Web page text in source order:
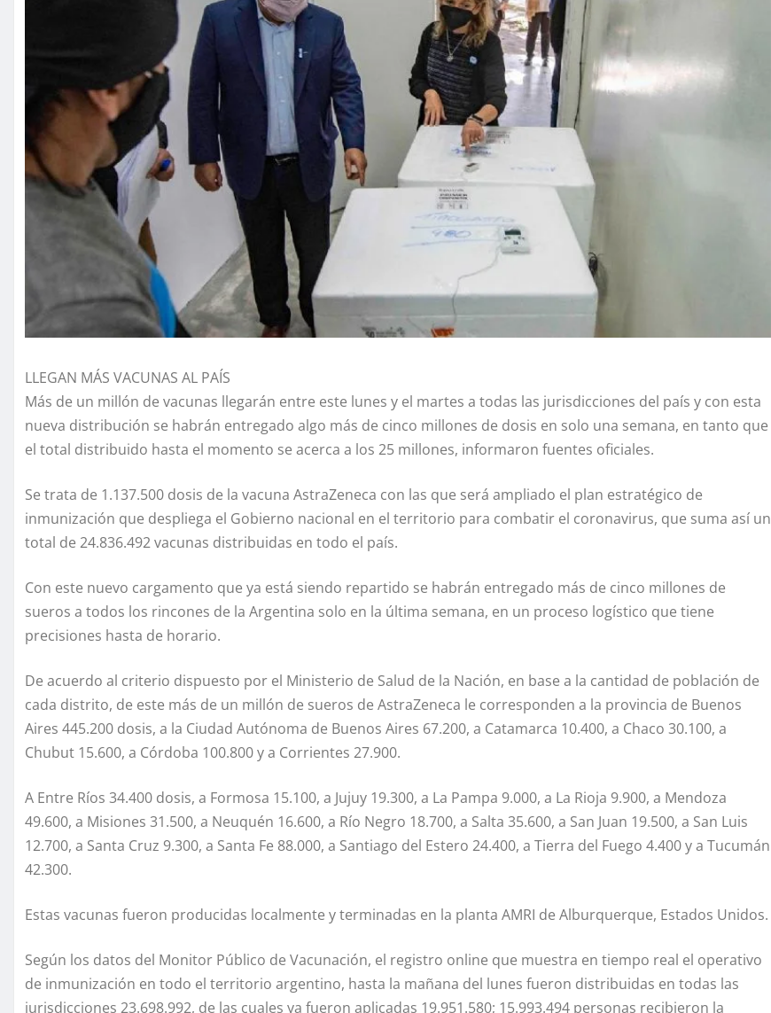
LLEGAN MÁS VACUNAS AL PAÍS
Más de un millón de vacunas llegarán entre este lunes y el martes a todas las jurisdicciones del país y con esta
nueva distribución se habrán entregado algo más de cinco millones de dosis en solo una semana, en tanto que
el total distribuido hasta el momento se acerca a los 25 millones, informaron fuentes oficiales.
Se trata de 1.137.500 dosis de la vacuna AstraZeneca con las que será ampliado el plan estratégico de
inmunización que despliega el Gobierno nacional en el territorio para combatir el coronavirus, que suma así un
total de 24.836.492 vacunas distribuidas en todo el país.
Con este nuevo cargamento que ya está siendo repartido se habrán entregado más de cinco millones de
sueros a todos los rincones de la Argentina solo en la última semana, en un proceso logístico que tiene
precisiones hasta de horario.
De acuerdo al criterio dispuesto por el Ministerio de Salud de la Nación, en base a la cantidad de población de
cada distrito, de este más de un millón de sueros de AstraZeneca le corresponden a la provincia de Buenos
Aires 445.200 dosis, a la Ciudad Autónoma de Buenos Aires 67.200, a Catamarca 10.400, a Chaco 30.100, a
Chubut 15.600, a Córdoba 100.800 y a Corrientes 27.900.
A Entre Ríos 34.400 dosis, a Formosa 15.100, a Jujuy 19.300, a La Pampa 9.000, a La Rioja 9.900, a Mendoza
49.600, a Misiones 31.500, a Neuquén 16.600, a Río Negro 18.700, a Salta 35.600, a San Juan 19.500, a San Luis
12.700, a Santa Cruz 9.300, a Santa Fe 88.000, a Santiago del Estero 24.400, a Tierra del Fuego 4.400 y a Tucumán
42.300.
Estas vacunas fueron producidas localmente y terminadas en la planta AMRI de Alburquerque, Estados Unidos.
Según los datos del Monitor Público de Vacunación, el registro online que muestra en tiempo real el operativo
de inmunización en todo el territorio argentino, hasta la mañana del lunes fueron distribuidas en todas las
jurisdicciones 23.698.992, de las cuales ya fueron aplicadas 19.951.580; 15.993.494 personas recibieron la